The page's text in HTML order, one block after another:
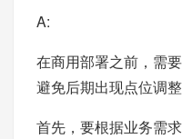
A:
在商用部署之前，需
避免后期出现点位调
首先，要根据业务需